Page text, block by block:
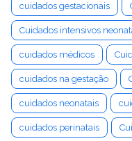
cuidados gestacionais
Cuidados intensivos
cuidados médicos
cuidados na gestação
cuidados neonatais
cuidados perinatais